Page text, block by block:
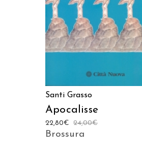
Santi Grasso
Apocalisse
24,00€
22,80€
Brossura